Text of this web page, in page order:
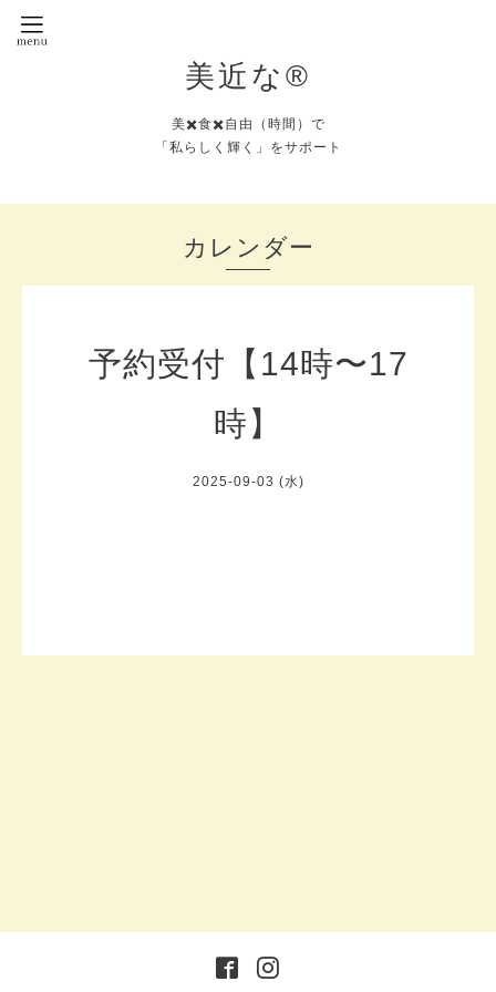
美近な®︎
美✖️食✖️自由（時間）で
「私らしく輝く」をサポート
カレンダー
予約受付【14時〜17
時】
2025-09-03 (水)